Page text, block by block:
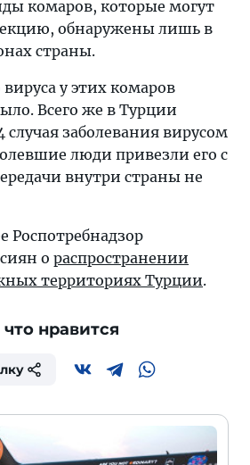
комаров, которые могут
обнаружены лишь в
страны.
у этих комаров
Всего же в Турции
заболевания вирусом
люди привезли его с
внутри страны не
о распространении
территориях Турции.
нравится